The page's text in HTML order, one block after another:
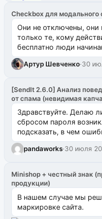
Checkbox для модального
Они не отключены, они
только те, кому
бесплатно люди
Артур Шевченко·30
[SendIt 2.6.0] Анализ
от спама (невидимая
Здравствуйте. Делаю
сбросом пароля
подсказать, в чем
одноименном разделе
pandaworks·30 июля
Minishop + честный знак
продукции)
В нашем случае мы
маркировке сайта.